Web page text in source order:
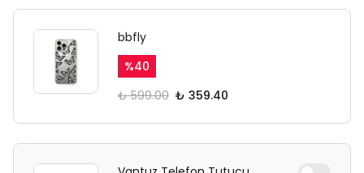
bbfly
%40
₺ 599.00 ₺ 359.40